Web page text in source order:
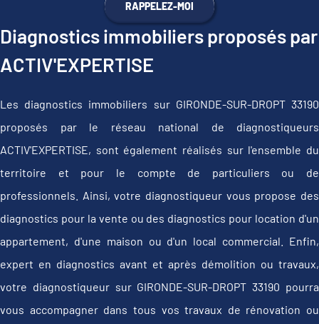
RAPPELEZ-MOI
Diagnostics immobiliers proposés par
ACTIV'EXPERTISE
Les diagnostics immobiliers sur GIRONDE-SUR-DROPT 33190
proposés par le réseau national de diagnostiqueurs
ACTIV'EXPERTISE, sont également réalisés sur l'ensemble du
territoire et pour le compte de particuliers ou de
professionnels. Ainsi, votre diagnostiqueur vous propose des
diagnostics pour la vente ou des diagnostics pour location d'un
appartement, d'une maison ou d'un local commercial. Enfin,
expert en diagnostics avant et après démolition ou travaux,
votre diagnostiqueur sur GIRONDE-SUR-DROPT 33190 pourra
vous accompagner dans tous vos travaux de rénovation ou